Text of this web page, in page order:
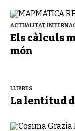
ACTUALITAT
Els càlculs
món
LLIBRES
La lentitud